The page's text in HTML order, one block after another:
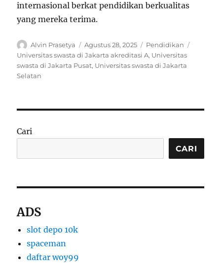
internasional berkat pendidikan berkualitas
yang mereka terima.
Author
Alvin Prasetya
Posted
on
Agustus 28, 2025 Categories
Pendidikan
Universitas swasta di Jakarta akreditasi A, Universitas
swasta di Jakarta Pusat, Universitas swasta di Jakarta
Selatan
Cari
CARI
ADS
slot depo 10k
spaceman
daftar woy99